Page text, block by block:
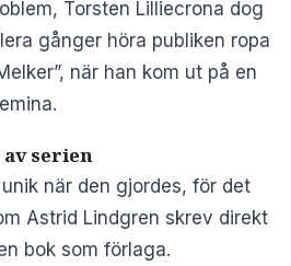
Torsten Lilliecrona dog
gånger höra publiken ropa
när han kom ut på en
serien
när den gjordes, för det
Astrid Lindgren skrev direkt
bok som förlaga.